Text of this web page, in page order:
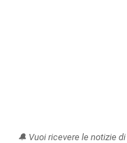
🔔 Vuoi ricevere le notizie di